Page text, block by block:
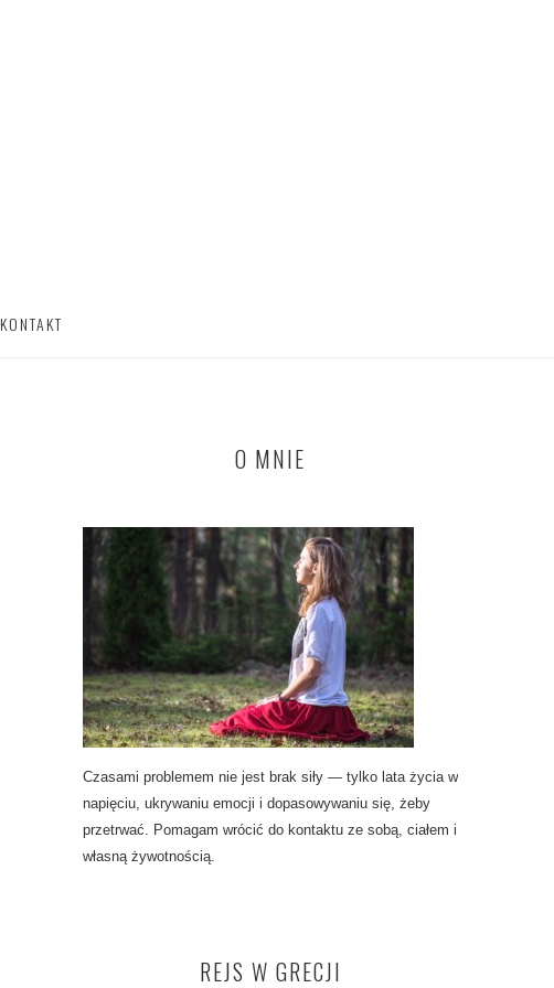
KONTAKT
O MNIE
Czasami problemem nie jest brak siły — tylko lata życia w
napięciu, ukrywaniu emocji i dopasowywaniu się, żeby
przetrwać. Pomagam wrócić do kontaktu ze sobą, ciałem i
własną żywotnością.
REJS W GRECJI